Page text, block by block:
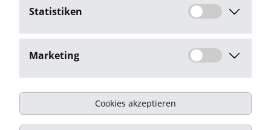
Statistiken
Marketing
Cookies akzeptieren
Mit dem Klick auf "Job-Agent aktivieren" stimme ich den